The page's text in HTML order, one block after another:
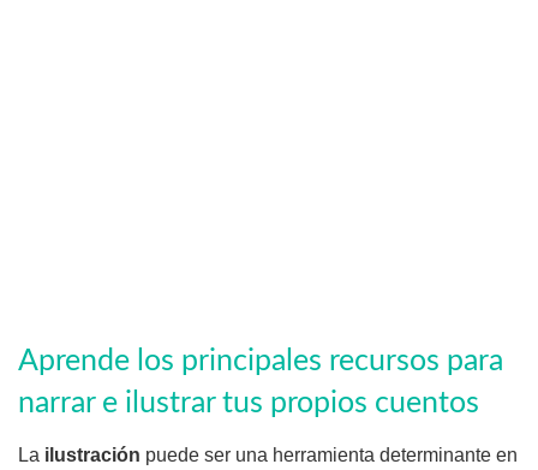
Aprende los principales recursos para
narrar e ilustrar tus propios cuentos
La ilustración puede ser una herramienta determinante en